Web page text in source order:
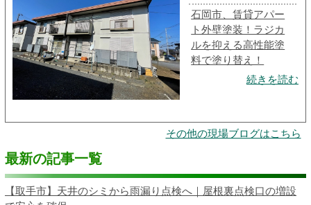
石岡市、賃貸アパー
ト外壁塗装！ラジカ
ルを抑える高性能塗
料で塗り替え！
続きを読む
その他の現場ブログはこちら
最新の記事一覧
【取手市】天井のシミから雨漏り点検へ｜屋根裏点検口の増設